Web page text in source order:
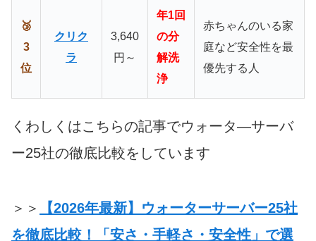
🥉
3
位
クリク
ラ
3,640
円～
年1回
の分
解洗
浄
赤ちゃんのいる家
庭など安全性を最
優先する人
くわしくはこちらの記事でウォータ―サーバ
ー25社の徹底比較をしています
＞＞
【2026年最新】ウォーターサーバー25社
を徹底比較！「安さ・手軽さ・安全性」で選